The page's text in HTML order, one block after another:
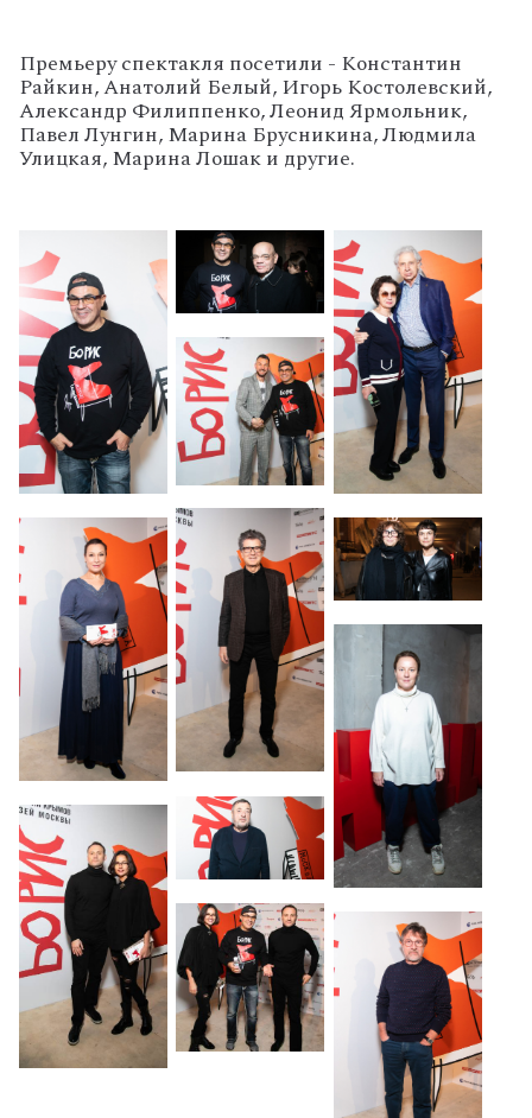
Премьеру спектакля посетили - Константин
Райкин, Анатолий Белый, Игорь Костолевский,
Александр Филиппенко, Леонид Ярмольник,
Павел Лунгин, Марина Брусникина, Людмила
Улицкая, Марина Лошак и другие.